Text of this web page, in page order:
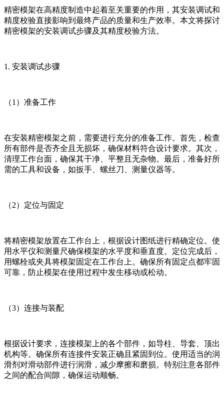
精密模架在高精度制造中起着至关重要的作用，其安装调试和
精度校验直接影响到最终产品的质量和生产效率。本文将探讨
精密模架的安装调试步骤及其精度校验方法。
1. 安装调试步骤
（1）准备工作
在安装精密模架之前，需要进行充分的准备工作。首先，检查
所有部件是否齐全且无损坏，确保材料符合设计要求。其次，
清理工作台面，确保其干净、平整且无杂物。最后，准备好所
需的工具和设备，如扳手、螺丝刀、测量仪器等。
（2）定位与固定
将精密模架放置在工作台上，根据设计图纸进行精确定位。使
用水平仪和测量尺确保模架的水平度和垂直度。定位完成后，
用螺栓或夹具将模架固定在工作台上。确保所有固定点都牢固
可靠，防止模架在使用过程中发生移动或松动。
（3）连接与装配
根据设计要求，连接模架上的各个部件，如导柱、导套、顶出
机构等。确保所有连接件安装正确且紧固到位。使用适当的润
滑剂对滑动部件进行润滑，减少摩擦和磨损。特别注意各部件
之间的配合间隙，确保运动顺畅。